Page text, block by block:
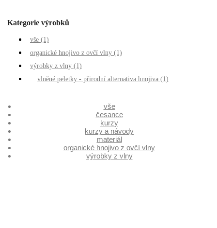
Kategorie výrobků
vše (1)
organické hnojivo z ovčí vlny (1)
výrobky z vlny (1)
vlněné peletky - přirodní alternativa hnojiva (1)
vše
česance
kurzy
kurzy a návody
materiál
organické hnojivo z ovčí vlny
výrobky z vlny